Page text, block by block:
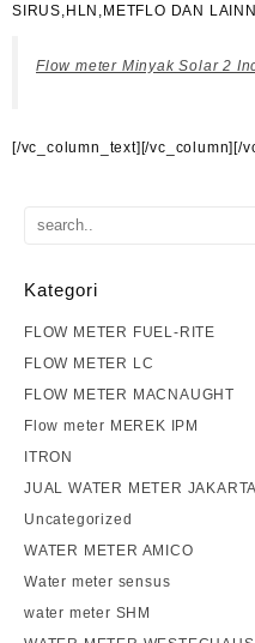
SIRUS,HLN,METFLO DAN
Flow meter Minyak Solar 2
[/vc_column_text][/vc_column][/
Kategori
FLOW METER FUEL-RITE
FLOW METER LC
FLOW METER MACNAUGHT
Flow meter MEREK IPM
ITRON
JUAL WATER METER JAKARTA
Uncategorized
WATER METER AMICO
Water meter sensus
water meter SHM